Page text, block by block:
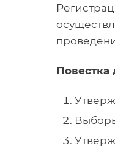
Повестка